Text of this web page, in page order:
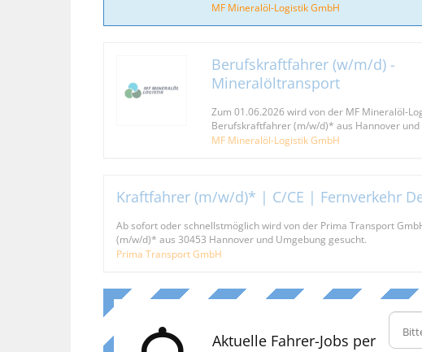
MF Mineralöl-Logistik GmbH
Berufskraftfahrer (w/m/d) -
Mineralöltransport
Zum 01.06.2026 wird von der MF Mineralöl-
Berufskraftfahrer (m/w/d)* aus Hannover und
MF Mineralöl-Logistik GmbH
Kraftfahrer (m/w/d)* | C/CE | Fernverkehr
Ab sofort oder schnellstmöglich wird von der Prima Transport
(m/w/d)* aus 30453 Hannover und Umgebung gesucht.
Prima Transport GmbH
Aktuelle Fahrer-Jobs per